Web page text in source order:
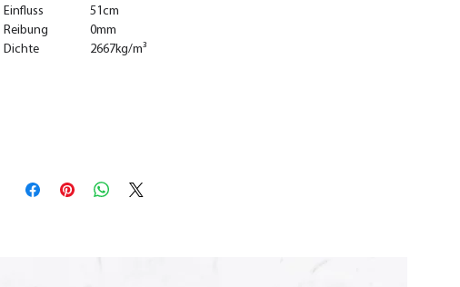
Einfluss
51cm
Reibung
0mm
Dichte
2667kg/m³